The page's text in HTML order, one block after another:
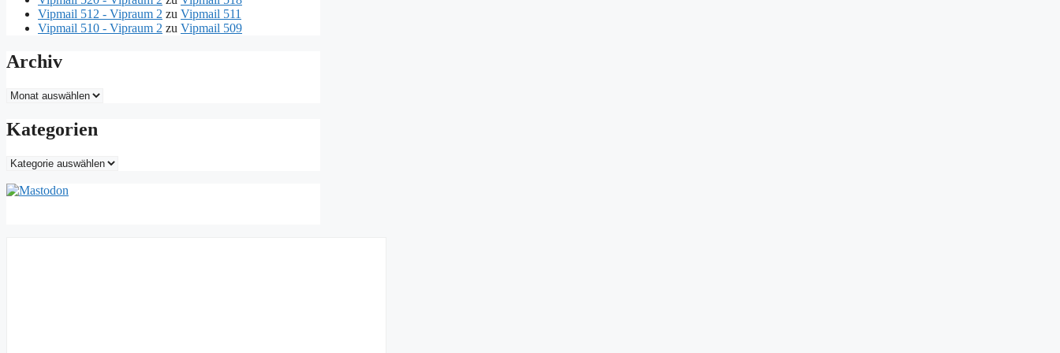
Vipmail 512 - Vipraum 2 zu Vipmail 511
Vipmail 510 - Vipraum 2 zu Vipmail 509
Archiv
Archiv
Kategorien
Kategorien